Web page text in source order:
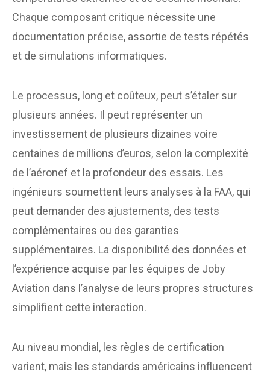
Chaque composant critique nécessite une
documentation précise, assortie de tests répétés
et de simulations informatiques.
Le processus, long et coûteux, peut s’étaler sur
plusieurs années. Il peut représenter un
investissement de plusieurs dizaines voire
centaines de millions d’euros, selon la complexité
de l’aéronef et la profondeur des essais. Les
ingénieurs soumettent leurs analyses à la FAA, qui
peut demander des ajustements, des tests
complémentaires ou des garanties
supplémentaires. La disponibilité des données et
l’expérience acquise par les équipes de Joby
Aviation dans l’analyse de leurs propres structures
simplifient cette interaction.
Au niveau mondial, les règles de certification
varient, mais les standards américains influencent